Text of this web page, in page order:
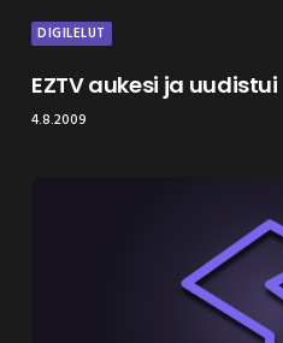
DIGILELUT
EZTV aukesi ja uudistui
4.8.2009